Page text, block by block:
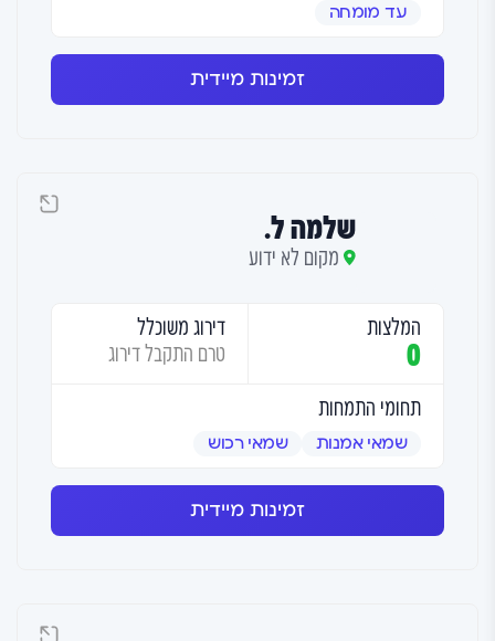
עד מומחה
זמינות מיידית
שלמה ל.
מקום לא ידוע
המלצות
0
דירוג משוכלל
טרם התקבל דירוג
תחומי התמחות
שמאי אמנות שמאי רכוש
זמינות מיידית